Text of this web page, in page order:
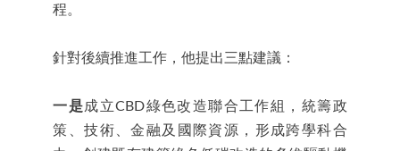
程。
針對後續推進工作，他提出三點建議：
一是成立CBD綠色改造聯合工作組，統籌政
策、技術、金融及國際資源，形成跨學科合